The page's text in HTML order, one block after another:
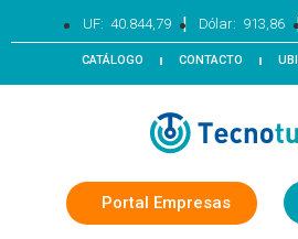
UF: 40.844,79 | Dólar: 913,86
CATÁLOGO CONTACTO
Portal Empresas